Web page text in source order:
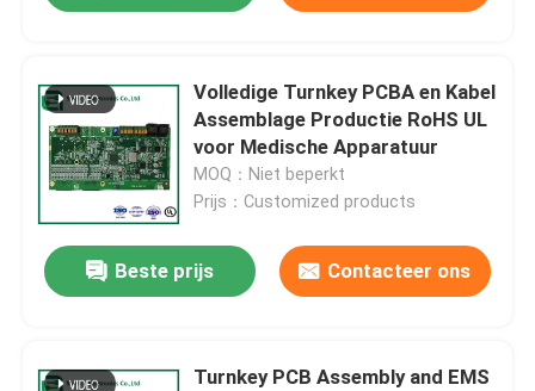
Volledige Turnkey PCBA en Kabel
Assemblage Productie RoHS UL
voor Medische Apparatuur
MOQ：Niet beperkt
Prijs：Customized products
Beste prijs Contacteer ons
Turnkey PCB Assembly and EMS